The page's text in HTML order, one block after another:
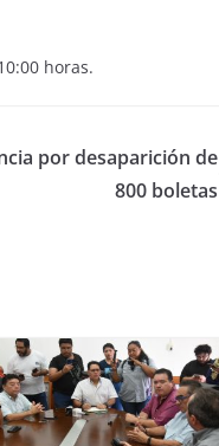
horas.
por desaparición de
800 boletas